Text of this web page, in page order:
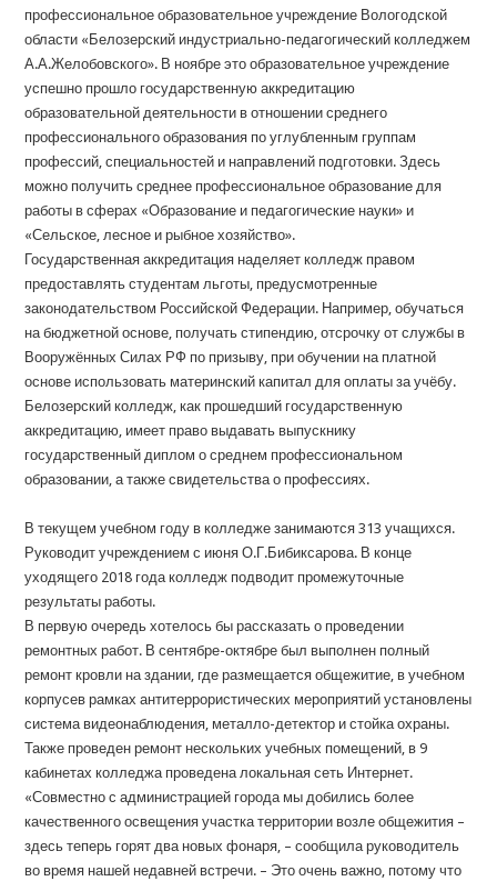
профессиональное образовательное учреждение Вологодской
области «Белозерский индустриально-педагогический колледжем
А.А.Желобовского». В ноябре это образовательное учреждение
успешно прошло государственную аккредитацию
образовательной деятельности в отношении среднего
профессионального образования по углубленным группам
профессий, специальностей и направлений подготовки. Здесь
можно получить среднее профессиональное образование для
работы в сферах «Образование и педагогические науки» и
«Сельское, лесное и рыбное хозяйство».
Государственная аккредитация наделяет колледж правом
предоставлять студентам льготы, предусмотренные
законодательством Российской Федерации. Например, обучаться
на бюджетной основе, получать стипендию, отсрочку от службы в
Вооружённых Силах РФ по призыву, при обучении на платной
основе использовать материнский капитал для оплаты за учёбу.
Белозерский колледж, как прошедший государственную
аккредитацию, имеет право выдавать выпускнику
государственный диплом о среднем профессиональном
образовании, а также свидетельства о профессиях.
В текущем учебном году в колледже занимаются 313 учащихся.
Руководит учреждением с июня О.Г.Бибиксарова. В конце
уходящего 2018 года колледж подводит промежуточные
результаты работы.
В первую очередь хотелось бы рассказать о проведении
ремонтных работ. В сентябре-октябре был выполнен полный
ремонт кровли на здании, где размещается общежитие, в учебном
корпусев рамках антитеррористических мероприятий установлены
система видеонаблюдения, металло-детектор и стойка охраны.
Также проведен ремонт нескольких учебных помещений, в 9
кабинетах колледжа проведена локальная сеть Интернет.
«Совместно с администрацией города мы добились более
качественного освещения участка территории возле общежития –
здесь теперь горят два новых фонаря, – сообщила руководитель
во время нашей недавней встречи. – Это очень важно, потому что